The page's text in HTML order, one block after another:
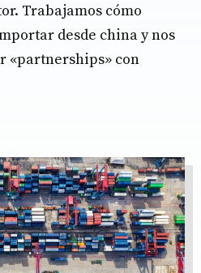
Trabajamos cómo
desde china y nos
«partnerships» con